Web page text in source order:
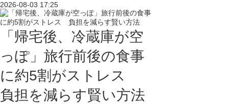
2026-08-03 17:25
「帰宅後、冷蔵庫が空
っぽ」旅行前後の食事
に約5割がストレス
負担を減らす賢い方法